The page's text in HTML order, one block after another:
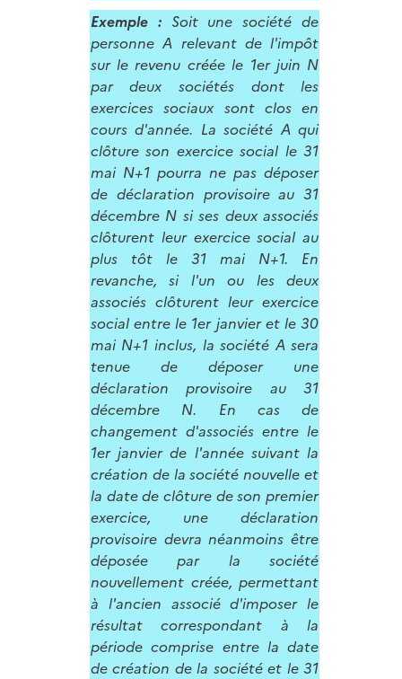
Exemple :Soit une société de
personne A relevant de l'impôt
sur le revenu créée le 1er juin N
par deux sociétés dont les
exercices sociaux sont clos en
cours d'année. La société A qui
clôture son exercice social le 31
mai N+1 pourra ne pas déposer
de déclaration provisoire au 31
décembre N si ses deux associés
clôturent leur exercice social au
plus tôt le 31 mai N+1. En
revanche, si l'un ou les deux
associés clôturent leur exercice
social entre le 1er janvier et le 30
mai N+1 inclus, la société A sera
tenue de déposer une
déclaration provisoire au 31
décembre N. En cas de
changement d'associés entre le
1er janvier de l'année suivant la
création de la société nouvelle et
la date de clôture de son premier
exercice, une déclaration
provisoire devra néanmoins être
déposée par la société
nouvellement créée, permettant
à l'ancien associé d'imposer le
résultat correspondant à la
période comprise entre la date
de création de la société et le 31